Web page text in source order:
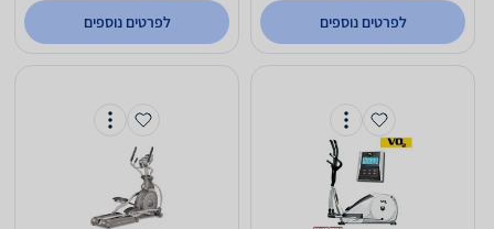
לפרטים נוספים לפרטים נוספים